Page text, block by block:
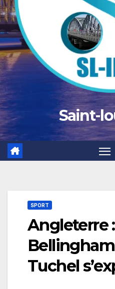
Saint-
SPORT
Angleterre :
Tuchel